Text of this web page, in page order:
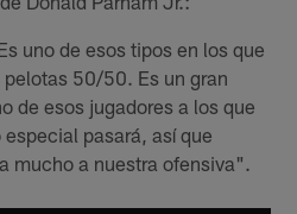
uno de esos tipos en los que
50/50. Es un gran
de esos jugadores a los que
pasará, así que
mucho a nuestra ofensiva".